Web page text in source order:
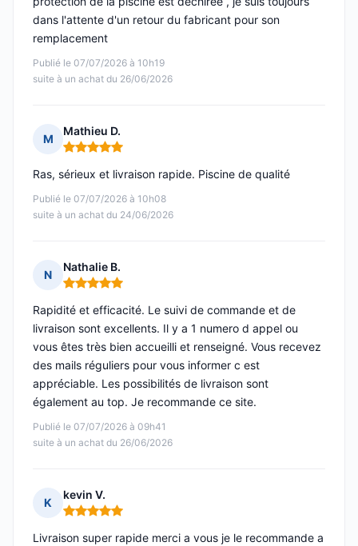
Publié le 07/07/2026 à 10h19
suite à un achat du 26/06/2026
dans l'attente d'un retour du fabricant pour son
remplacement
M
Mathieu D.
Note : 5 sur 5
Publié le 07/07/2026 à 10h08
suite à un achat du 24/06/2026
Ras, sérieux et livraison rapide. Piscine de qualité
N
Nathalie B.
Note : 5 sur 5
Publié le 07/07/2026 à 09h41
suite à un achat du 26/06/2026
Rapidité et efficacité. Le suivi de commande et de
livraison sont excellents. Il y a 1 numero d appel ou
vous êtes très bien accueilli et renseigné. Vous recevez
des mails réguliers pour vous informer c est
appréciable. Les possibilités de livraison sont
également au top. Je recommande ce site.
K
kevin V.
Note : 5 sur 5
Livraison super rapide merci a vous je le recommande a